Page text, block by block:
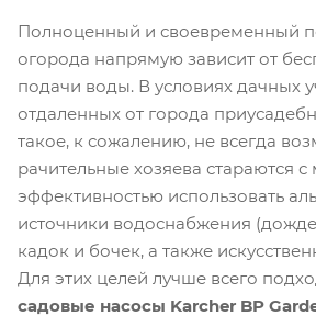
Полноценный и своевременный
огорода напрямую зависит от
подачи воды. В условиях дачных
отдаленных от города
такое, к сожалению, не всегда
рачительные хозяева стараются
эффективностью использовать
источники водоснабжения
кадок и бочек, а также
Для этих целей лучше всего
садовые насосы Karcher BP